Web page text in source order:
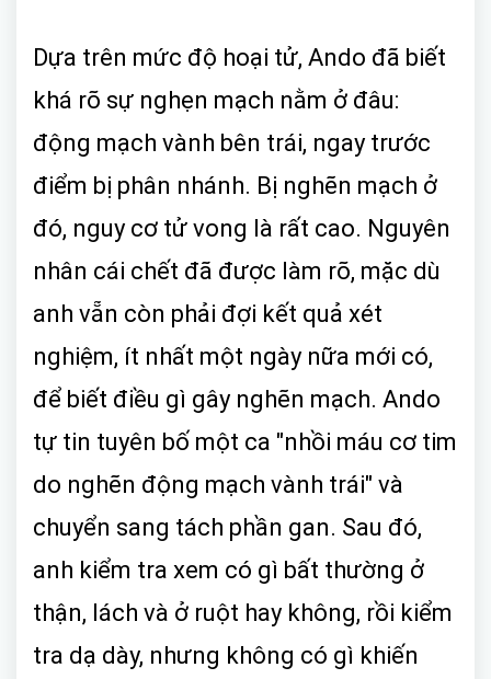
Dựa trên mức độ hoại tử, Ando đã biết
khá rõ sự nghẹn mạch nằm ở đâu:
động mạch vành bên trái, ngay trước
điểm bị phân nhánh. Bị nghẽn mạch ở
đó, nguy cơ tử vong là rất cao. Nguyên
nhân cái chết đã được làm rõ, mặc dù
anh vẵn còn phải đợi kết quả xét
nghiệm, ít nhất một ngày nữa mới có,
để biết điều gì gây nghẽn mạch. Ando
tự tin tuyên bố một ca "nhồi máu cơ tim
do nghẽn động mạch vành trái" và
chuyển sang tách phần gan. Sau đó,
anh kiểm tra xem có gì bất thường ở
thận, lách và ở ruột hay không, rồi kiểm
tra dạ dày, nhưng không có gì khiến